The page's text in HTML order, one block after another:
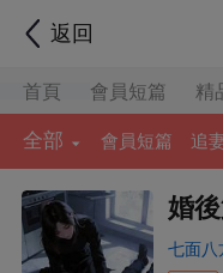
返回
首頁 會員短篇 精
全部 會員短篇 追
婚
七面八